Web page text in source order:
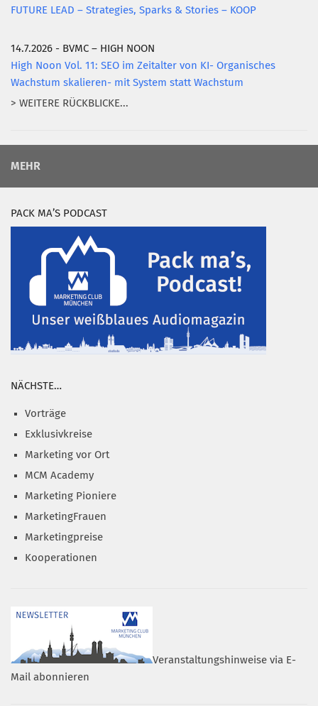
FUTURE LEAD – Strategies, Sparks & Stories – KOOP
14.7.2026 - BVMC – HIGH NOON
High Noon Vol. 11: SEO im Zeitalter von KI- Organisches
Wachstum skalieren- mit System statt Wachstum
> WEITERE RÜCKBLICKE...
MEHR
PACK MA’S PODCAST
NÄCHSTE…
Vorträge
Exklusivkreise
Marketing vor Ort
MCM Academy
Marketing Pioniere
MarketingFrauen
Marketingpreise
Kooperationen
Veranstaltungshinweise via E-
Mail abonnieren